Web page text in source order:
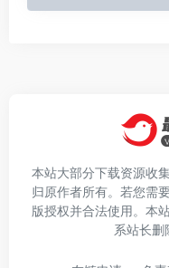
本站大部分下载资源收
归原作者所有。若您需
版授权并合法使用。本
系站长删